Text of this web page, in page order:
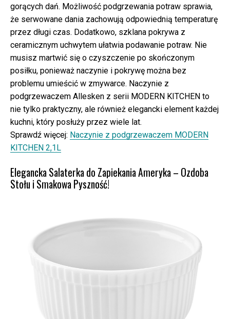
gorących dań. Możliwość podgrzewania potraw sprawia,
że serwowane dania zachowują odpowiednią temperaturę
przez długi czas. Dodatkowo, szklana pokrywa z
ceramicznym uchwytem ułatwia podawanie potraw. Nie
musisz martwić się o czyszczenie po skończonym
posiłku, ponieważ naczynie i pokrywę można bez
problemu umieścić w zmywarce. Naczynie z
podgrzewaczem Allesken z serii MODERN KITCHEN to
nie tylko praktyczny, ale również elegancki element każdej
kuchni, który posłuży przez wiele lat.
Sprawdź więcej: Naczynie z podgrzewaczem MODERN
KITCHEN 2,1L
Elegancka Salaterka do Zapiekania Ameryka – Ozdoba
Stołu i Smakowa Pyszność!